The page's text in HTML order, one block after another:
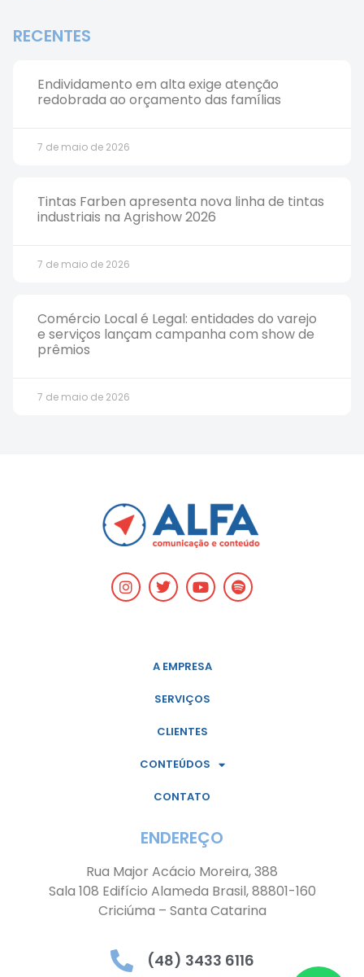
RECENTES
Endividamento em alta exige atenção
redobrada ao orçamento das famílias
7 de maio de 2026
Tintas Farben apresenta nova linha de tintas
industriais na Agrishow 2026
7 de maio de 2026
Comércio Local é Legal: entidades do varejo
e serviços lançam campanha com show de
prêmios
7 de maio de 2026
A EMPRESA
SERVIÇOS
CLIENTES
CONTEÚDOS
CONTATO
ENDEREÇO
Rua Major Acácio Moreira, 388
Sala 108 Edifício Alameda Brasil, 88801-160
Criciúma – Santa Catarina
(48) 3433 6116